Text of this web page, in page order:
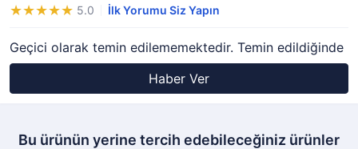
5.0 İlk Yorumu Siz Yapın
Geçici olarak temin edilememektedir. Temin edildiğinde
Haber Ver
Bu ürünün yerine tercih edebileceğiniz ürünler